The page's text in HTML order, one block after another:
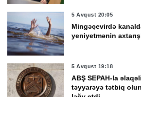
5 Avqust 20:05
Mingəçevirdə
yeniyetmənin
5 Avqust 19:18
ABŞ SEPAH-la
təyyarəyə tətbiq
ləğv etdi